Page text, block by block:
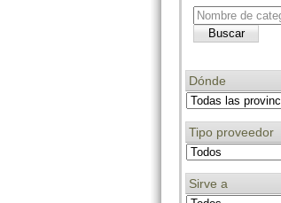
Dónde
Tipo proveedor
Sirve a